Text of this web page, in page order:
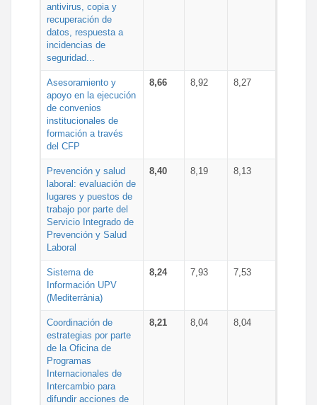
antivirus, copia y
recuperación de
datos, respuesta a
incidencias de
seguridad...
Asesoramiento y
apoyo en la ejecución
de convenios
institucionales de
formación a través
del CFP
8,66 8,92 8,27
Prevención y salud
laboral: evaluación de
lugares y puestos de
trabajo por parte del
Servicio Integrado de
Prevención y Salud
Laboral
8,40 8,19 8,13
Sistema de
Información UPV
(Mediterrània)
8,24 7,93 7,53
Coordinación de
estrategias por parte
de la Oficina de
Programas
Internacionales de
Intercambio para
difundir acciones de
8,21 8,04 8,04